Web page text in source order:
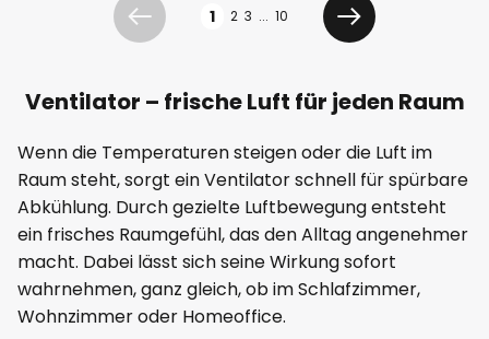
Zurück 1 2 3 ... 10
Weiter
Ventilator – frische Luft für jeden Raum
Wenn die Temperaturen steigen oder die Luft im
Raum steht, sorgt ein Ventilator schnell für spürbare
Abkühlung. Durch gezielte Luftbewegung entsteht
ein frisches Raumgefühl, das den Alltag angenehmer
macht. Dabei lässt sich seine Wirkung sofort
wahrnehmen, ganz gleich, ob im Schlafzimmer,
Wohnzimmer oder Homeoffice.